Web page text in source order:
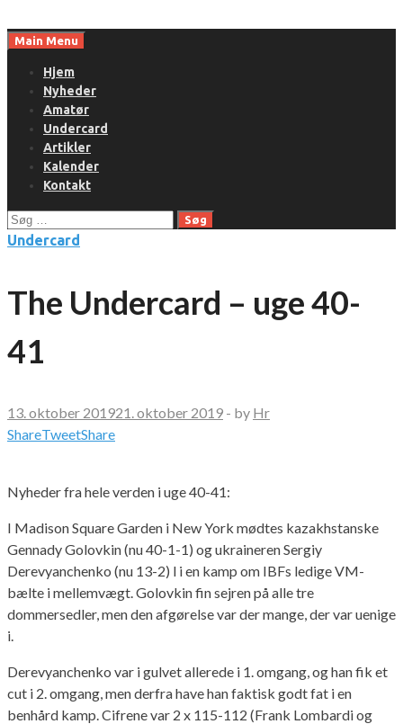
toMain Menu
Hjem
Nyheder
Amatør
Undercard
Artikler
Kalender
Kontakt
Søg
efter:
Undercard
The Undercard – uge 40-
41
13. oktober 201921. oktober 2019 - by Hr
ShareTweetShare
Nyheder fra hele verden i uge 40-41:
I Madison Square Garden i New York mødtes kazakhstanske
Gennady Golovkin (nu 40-1-1) og ukraineren Sergiy
Derevyanchenko (nu 13-2) l i en kamp om IBFs ledige VM-
bælte i mellemvægt. Golovkin fin sejren på alle tre
dommersedler, men den afgørelse var der mange, der var uenige
i.
Derevyanchenko var i gulvet allerede i 1. omgang, og han fik et
cut i 2. omgang, men derfra have han faktisk godt fat i en
benhård kamp. Cifrene var 2 x 115-112 (Frank Lombardi og